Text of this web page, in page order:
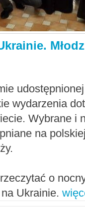
wydarzenia
Wybrane i
na
o
Ukrainie.